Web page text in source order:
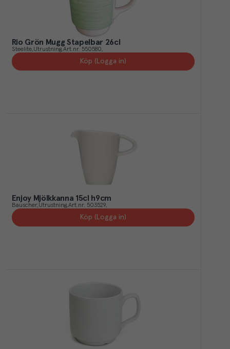
Rio Grön Mugg Stapelbar 26cl
Steelite Utrustning Art.nr. 550580
Köp (Logga in)
Enjoy Mjölkkanna 15cl h9cm
Bauscher Utrustning Art.nr. 503529
Köp (Logga in)